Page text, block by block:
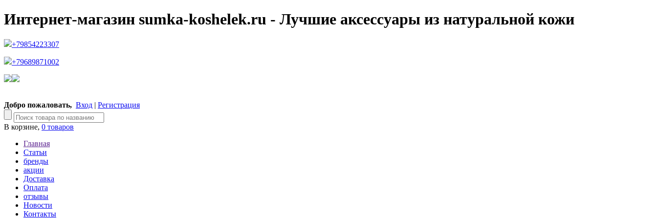
Интернет-магазин sumka-koshelek.ru - Лучшие аксессуары из натуральной кожи
+79854223307
+79689871002
Добро пожаловать, Вход | Регистрация
В корзине, 0 товаров
Главная
Статьи
бренды
акции
Доставка
Оплата
отзывы
Новости
Контакты